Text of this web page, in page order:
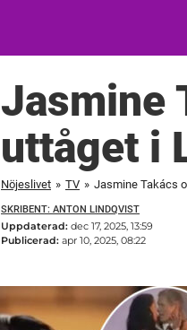
Jasmine
uttåget i
Nöjeslivet » TV » Jasmine Takács
SKRIBENT: ANTON LINDQVIST
Uppdaterad: dec 17, 2025, 13:59
Publicerad: apr 10, 2025, 08:22